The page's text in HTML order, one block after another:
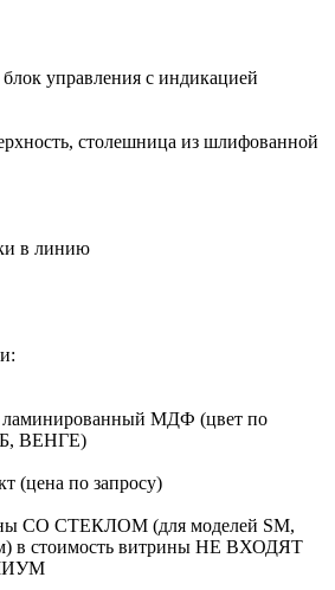
управления с индикацией
столешница из шлифованной
в линию
ламинированный МДФ (цвет по
ВЕНГЕ)
(цена по запросу)
СО СТЕКЛОМ (для моделей SM,
в стоимость витрины НЕ ВХОДЯТ